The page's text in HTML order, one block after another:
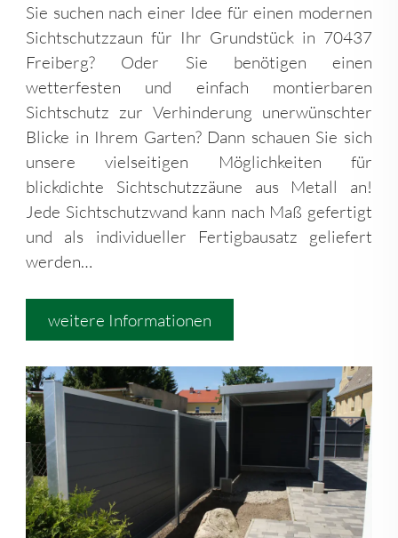
Sie suchen nach einer Idee für einen modernen
Sichtschutzzaun für Ihr Grundstück in 70437
Freiberg? Oder Sie benötigen einen
wetterfesten und einfach montierbaren
Sichtschutz zur Verhinderung unerwünschter
Blicke in Ihrem Garten? Dann schauen Sie sich
unsere vielseitigen Möglichkeiten für
blickdichte Sichtschutzzäune aus Metall an!
Jede Sichtschutzwand kann nach Maß gefertigt
und als individueller Fertigbausatz geliefert
werden…
weitere Informationen